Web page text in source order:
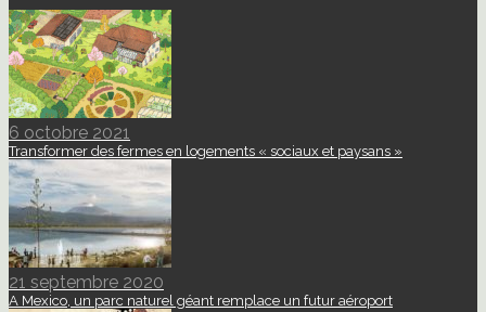
6 octobre 2021
Transformer des fermes en logements « sociaux et paysans »
21 septembre 2020
A Mexico, un parc naturel géant remplace un futur aéroport